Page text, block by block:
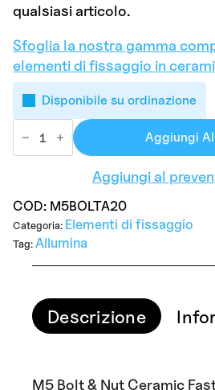
qualsiasi articolo.
Sfoglia la nostra gamma
elementi di fissaggio in
Disponibile su ordinazione
M5BOLTA20
Alumina
x
20mm
quantità
Aggiungi
Aggiungi al
COD: M5BOLTA20
Categoria: Elementi di fissaggio
Tag: Allumina
Descrizione
M5 Bolt & Nut Ceramic